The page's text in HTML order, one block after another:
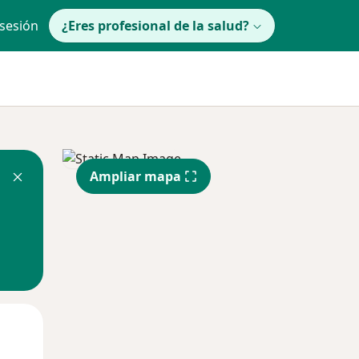
¿Eres profesional de la salud?
Ampliar mapa